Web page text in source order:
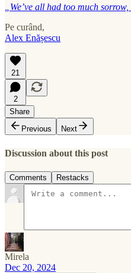
„We’ve all had too much
Pe curând,
Alex Enășescu
21
2
Share
Previous
Next
Discussion about this post
Comments Restacks
Mirela
Dec 20, 2024